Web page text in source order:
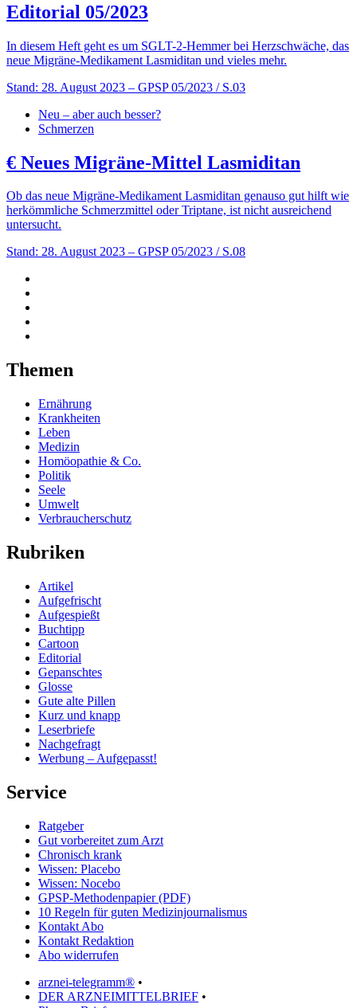
Editorial 05/2023
In diesem Heft geht es um SGLT-2-Hemmer bei Herzschwäche, das
neue Migräne-Medikament Lasmiditan und vieles mehr.
Stand: 28. August 2023 – GPSP 05/2023 / S.03
Neu – aber auch besser?
Schmerzen
€ Neues Migräne-Mittel Lasmiditan
Ob das neue Migräne-Medikament Lasmiditan genauso gut hilft wie
herkömmliche Schmerzmittel oder Triptane, ist nicht ausreichend
untersucht.
Stand: 28. August 2023 – GPSP 05/2023 / S.08
Themen
Ernährung
Krankheiten
Leben
Medizin
Homöopathie & Co.
Politik
Seele
Umwelt
Verbraucherschutz
Rubriken
Artikel
Aufgefrischt
Aufgespießt
Buchtipp
Cartoon
Editorial
Gepanschtes
Glosse
Gute alte Pillen
Kurz und knapp
Leserbriefe
Nachgefragt
Werbung – Aufgepasst!
Service
Ratgeber
Gut vorbereitet zum Arzt
Chronisch krank
Wissen: Placebo
Wissen: Nocebo
GPSP-Methodenpapier (PDF)
10 Regeln für guten Medizinjournalismus
Kontakt Abo
Kontakt Redaktion
Abo widerrufen
arznei-telegramm® •
DER ARZNEIMITTELBRIEF •